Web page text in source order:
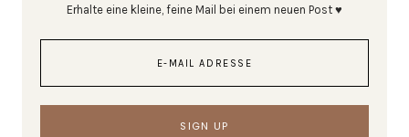
Erhalte eine kleine, feine Mail bei einem neuen Post ♥